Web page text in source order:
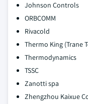
Johnson Controls
ORBCOMM
Rivacold
Thermo King (Trane
Thermodynamics
TSSC
Zanotti spa
Zhengzhou Kaixue